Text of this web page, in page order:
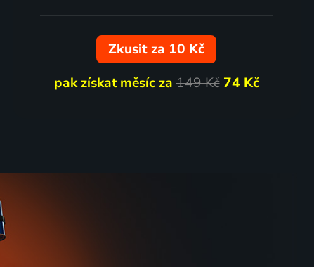
Zkusit za 10 Kč
pak získat měsíc za149 Kč 74 Kč